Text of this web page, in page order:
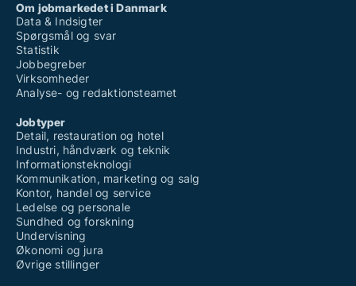
Om jobmarkedet i Danmark
Data & Indsigter
Spørgsmål og svar
Statistik
Jobbegreber
Virksomheder
Analyse- og redaktionsteamet
Jobtyper
Detail, restauration og hotel
Industri, håndværk og teknik
Informationsteknologi
Kommunikation, marketing og salg
Kontor, handel og service
Ledelse og personale
Sundhed og forskning
Undervisning
Økonomi og jura
Øvrige stillinger